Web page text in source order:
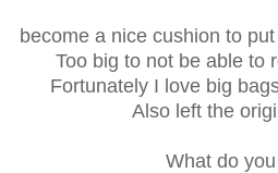
become a nice cushion to
Too big to not be able to
Fortunately I love big
Also left the
What do